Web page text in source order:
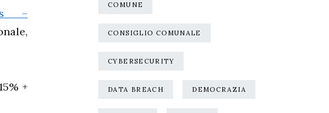
–
+
COMUNE
CONSIGLIO COMUNALE
CYBERSECURITY
DATA BREACH DEMOCRAZIA